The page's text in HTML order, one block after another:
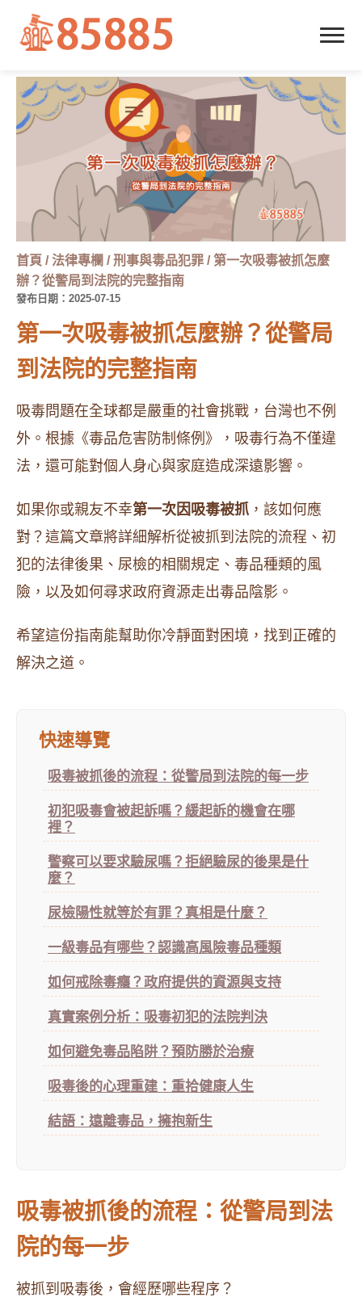
首頁 /法律專欄 /刑事與毒品犯罪 /第一次吸毒被抓怎麼
辦？從警局到法院的完整指南
發布日期：2025-07-15
第一次吸毒被抓怎麼辦？從警局
到法院的完整指南
吸毒問題在全球都是嚴重的社會挑戰，台灣也不例
外。根據《毒品危害防制條例》，吸毒行為不僅違
法，還可能對個人身心與家庭造成深遠影響。
如果你或親友不幸第一次因吸毒被抓 ，該如何應
對？這篇文章將詳細解析從被抓到法院的流程、初
犯的法律後果、尿檢的相關規定、毒品種類的風
險，以及如何尋求政府資源走出毒品陰影。
希望這份指南能幫助你冷靜面對困境，找到正確的
解決之道。
快速導覽
吸毒被抓後的流程：從警局到法院的每一步
初犯吸毒會被起訴嗎？緩起訴的機會在哪
裡？
警察可以要求驗尿嗎？拒絕驗尿的後果是什
麼？
尿檢陽性就等於有罪？真相是什麼？
一級毒品有哪些？認識高風險毒品種類
如何戒除毒癮？政府提供的資源與支持
真實案例分析：吸毒初犯的法院判決
如何避免毒品陷阱？預防勝於治療
吸毒後的心理重建：重拾健康人生
結語：遠離毒品，擁抱新生
吸毒被抓後的流程：從警局到法
院的每一步
被抓到吸毒後，會經歷哪些程序？